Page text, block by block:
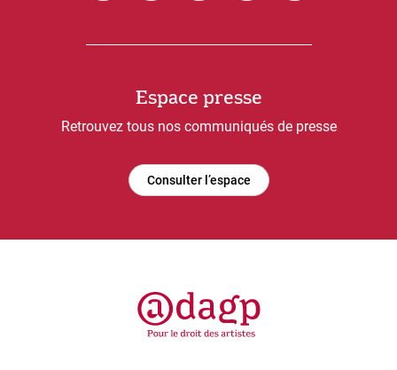
Espace presse
Retrouvez tous nos communiqués de presse
Consulter l’espace